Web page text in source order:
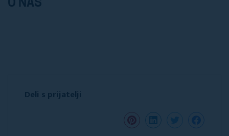
O NAS
Deli s prijatelji